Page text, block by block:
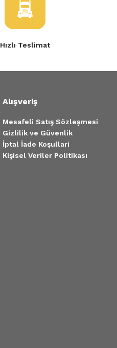
Hızlı Teslimat
Alışveriş
Mesafeli Satış Sözleşmesi
Gizlilik ve Güvenlik
İptal İade Koşullari
Kişisel Veriler Politikası